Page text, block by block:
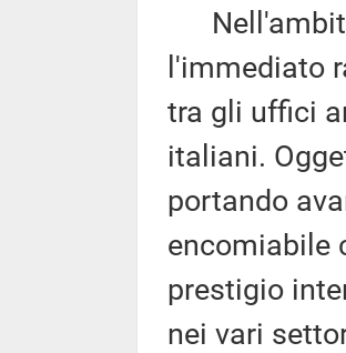
l'immediato
tra gli uffici
italiani.
portando
encomiabile
prestigio
nei vari